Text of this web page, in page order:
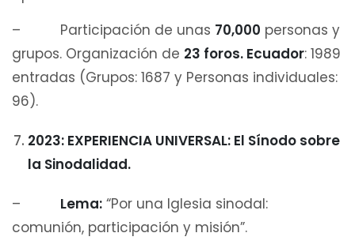
– Participación de unas 70,000 personas y
grupos. Organización de 23 foros. Ecuador: 1989
entradas (Grupos: 1687 y Personas individuales:
96).
2023: EXPERIENCIA UNIVERSAL: El Sínodo sobre
la Sinodalidad.
– Lema: “Por una Iglesia sinodal:
comunión, participación y misión”.